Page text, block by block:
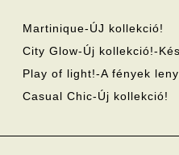
Martinique-ÚJ kollekció!
City Glow-Új kollekció!-
Play of light!-A fények
Casual Chic-Új kollekció!